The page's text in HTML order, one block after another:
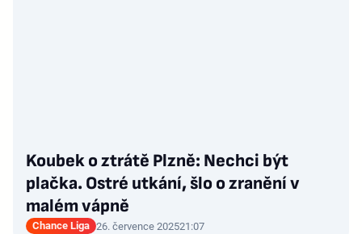
Koubek o ztrátě Plzně: Nechci být
plačka. Ostré utkání, šlo o zranění v
malém vápně
Chance Liga 26. července 202521:07